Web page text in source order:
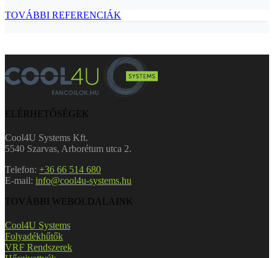
TOVÁBBI REFERENCIÁK
ELÉRHETŐSÉGEK
Cool4U Systems Kft.
5540 Szarvas, Arborétum utca 2.
Telefon: +36 66 514 680
E-mail: info@cool4u-systems.hu
TOVÁBBI WEBOLDALAINK
Cool4U Systems
Folyadékhűtők
VRF Rendszerek